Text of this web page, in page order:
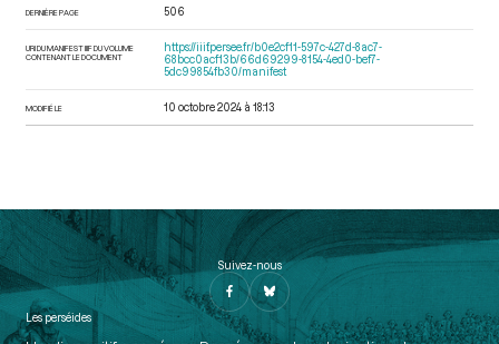
DERNIÈRE PAGE 506
URI DU MANIFEST IIIF DU VOLUME
CONTENANT LE DOCUMENT
https://iiif.persee.fr/b0e2cf11-597c-427d-8ac7-
68bcc0acf13b/66d69299-8154-4ed0-bef7-
5dc99854fb30/manifest
MODIFIÉ LE 10 octobre 2024 à 18:13
Suivez-nous
Les perséides